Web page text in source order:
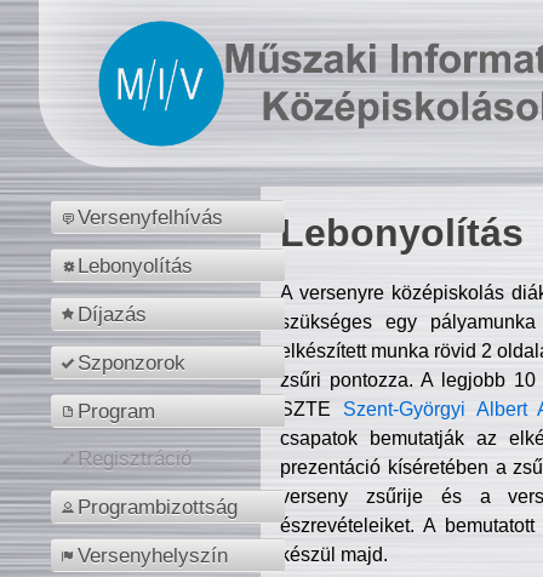
Versenyfelhívás
Lebonyolítás
Díjazás
Szponzorok
Program
Regisztráció
Programbizottság
Versenyhelyszín
Lebonyolítás
A versenyre középiskolás
szükséges egy
elkészített munka rövid 2
zsűri pontozza. A legjobb
SZTE Szent-Györgyi Albert
csapatok bemutatják az
prezentáció kíséretében a
verseny zsűrije és a
észrevételeiket. A
készül majd.